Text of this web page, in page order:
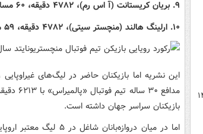
۹. بریان کریستانت (آ اس رم)، ۴۷۸۲ دقیقه، ۶۰ مسابقه
۱۰. ارلینگ هالند (منچستر سیتی)، ۴۷۸۲ دقیقه، ۵۹ مسابقه
این نشریه اما بازیکنان حاضر در لیگ‌های
بازیکنان سراسر جهان داشته است.